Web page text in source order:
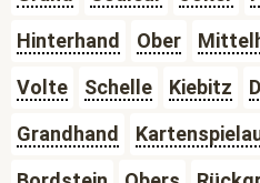
Hinterhand
Ober
Volte
Schelle Kiebitz
Grandhand